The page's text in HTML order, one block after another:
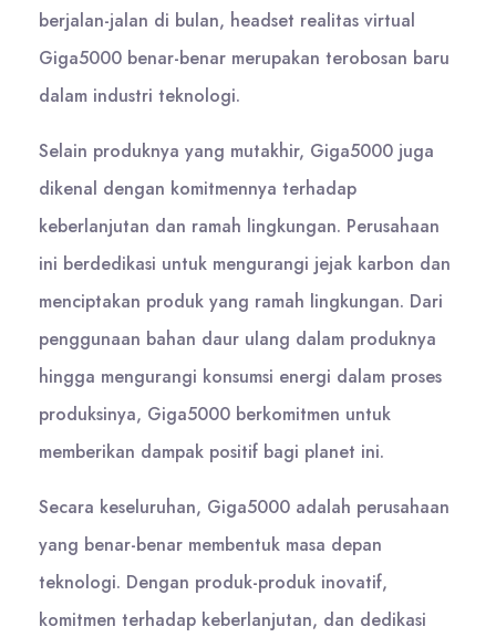
berjalan-jalan di bulan, headset realitas virtual
Giga5000 benar-benar merupakan terobosan baru
dalam industri teknologi.
Selain produknya yang mutakhir, Giga5000 juga
dikenal dengan komitmennya terhadap
keberlanjutan dan ramah lingkungan. Perusahaan
ini berdedikasi untuk mengurangi jejak karbon dan
menciptakan produk yang ramah lingkungan. Dari
penggunaan bahan daur ulang dalam produknya
hingga mengurangi konsumsi energi dalam proses
produksinya, Giga5000 berkomitmen untuk
memberikan dampak positif bagi planet ini.
Secara keseluruhan, Giga5000 adalah perusahaan
yang benar-benar membentuk masa depan
teknologi. Dengan produk-produk inovatif,
komitmen terhadap keberlanjutan, dan dedikasi